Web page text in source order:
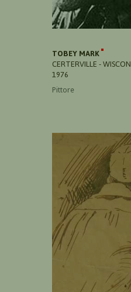
TOBEY MARK
CERTERVILLE -
1976
Pittore